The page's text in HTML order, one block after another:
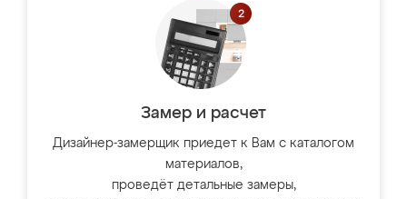
Замер и расчет
Дизайнер-замерщик приедет к Вам с каталогом
материалов,
проведёт детальные замеры,